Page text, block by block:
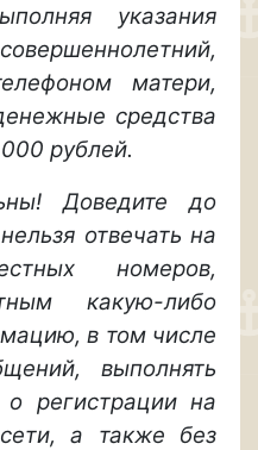
указания
матери,
средства
рублей.
Доведите до
отвечать на
номеров,
какую-либо
в том числе
выполнять
о регистрации на
а также без